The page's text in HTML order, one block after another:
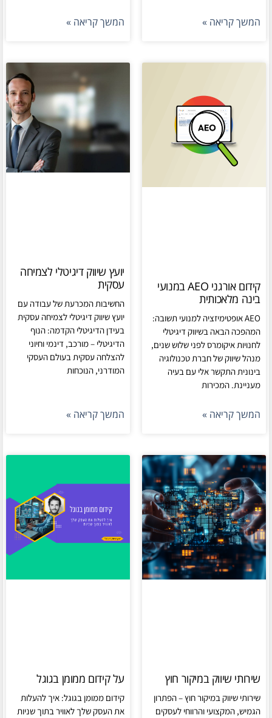
המשך קריאה » המשך קריאה »
קידום אורגני AEO במנועי
בינה מלאכותית
AEO אופטימיזציה למנועי תשובה:
המהפכה הבאה בשיווק דיגיטלי
לחנויות איקומרס לפני שלוש שנים,
מנהל שיווק של חברת טכנולוגיה
בינונית התקשר אלי עם בעיה
מעניינת. המכירות
המשך קריאה »
יועץ שיווק דיגיטלי לצמיחה
עסקית
החשיבות המכרעת של עבודה עם
יועץ שיווק דיגיטלי לצמיחה עסקית
בעידן הדיגיטלי הקדמה: הנוף
הדיגיטלי – מורכב, דינמי וחיוני
להצלחה עסקית בעולם העסקי
המודרני, הנוכחות
המשך קריאה »
שירותי שיווק במיקור חוץ
שירותי שיווק במיקור חוץ – הפתרון
הגמיש, המקצועי והרווחי לעסקים
על קידום ממומן בגוגל
קידום ממומן בגוגל: איך להעלות
את העסק שלך לאוויר בתוך שניות